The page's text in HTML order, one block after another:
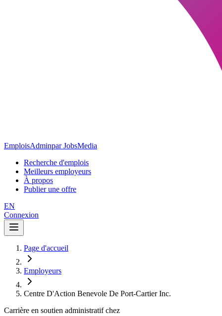
EmploisAdminpar JobsMedia
Recherche d'emplois
Meilleurs employeurs
À propos
Publier une offre
EN
Connexion
Page d'accueil
Employeurs
Centre D'Action Benevole De Port-Cartier Inc.
Carrière en soutien administratif chez